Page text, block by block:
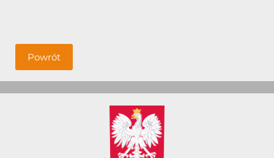
Powrót